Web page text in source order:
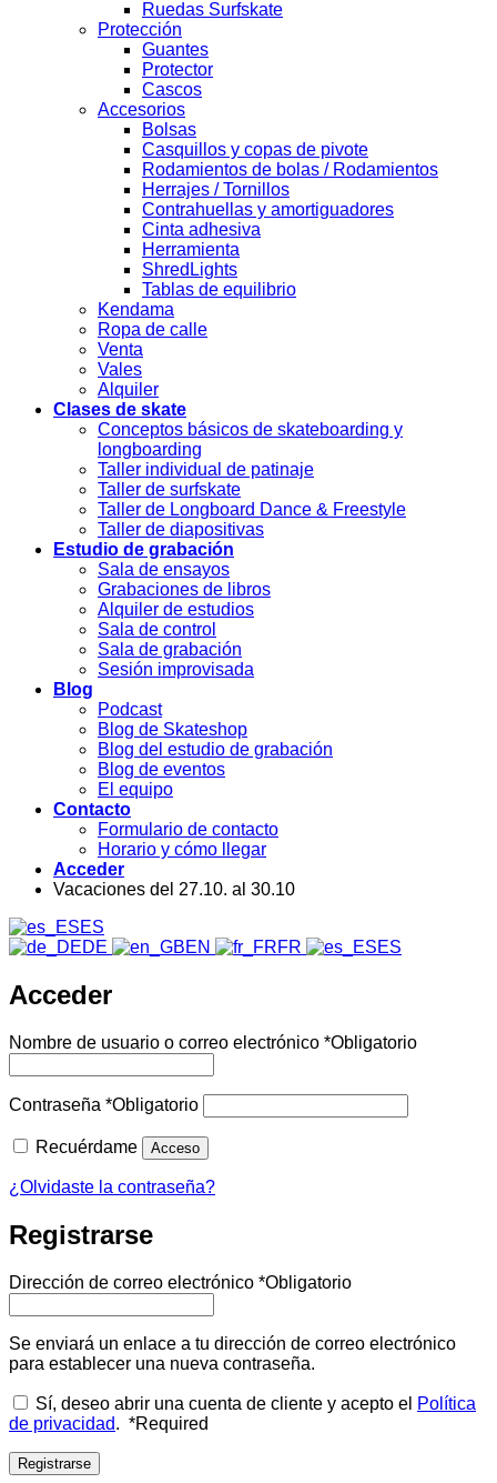
Ruedas Surfskate
Protección
Guantes
Protector
Cascos
Accesorios
Bolsas
Casquillos y copas de pivote
Rodamientos de bolas / Rodamientos
Herrajes / Tornillos
Contrahuellas y amortiguadores
Cinta adhesiva
Herramienta
ShredLights
Tablas de equilibrio
Kendama
Ropa de calle
Venta
Vales
Alquiler
Clases de skate
Conceptos básicos de skateboarding y
longboarding
Taller individual de patinaje
Taller de surfskate
Taller de Longboard Dance & Freestyle
Taller de diapositivas
Estudio de grabación
Sala de ensayos
Grabaciones de libros
Alquiler de estudios
Sala de control
Sala de grabación
Sesión improvisada
Blog
Podcast
Blog de Skateshop
Blog del estudio de grabación
Blog de eventos
El equipo
Contacto
Formulario de contacto
Horario y cómo llegar
Acceder
Vacaciones del 27.10. al 30.10
ES
DE
EN FR ES
Acceder
Nombre de usuario o correo electrónico *Obligatorio
Contraseña *Obligatorio
Recuérdame Acceso
¿Olvidaste la contraseña?
Registrarse
Dirección de correo electrónico *Obligatorio
Se enviará un enlace a tu dirección de correo electrónico
para establecer una nueva contraseña.
Sí, deseo abrir una cuenta de cliente y acepto el Política
de privacidad. *Required
Registrarse